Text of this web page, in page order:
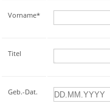
Vorname*
Titel
Geb.-Dat.